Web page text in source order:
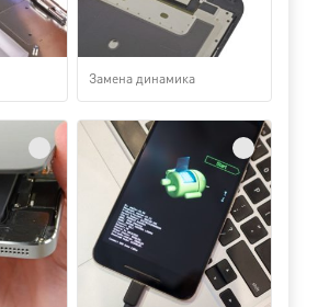
Замена динамика